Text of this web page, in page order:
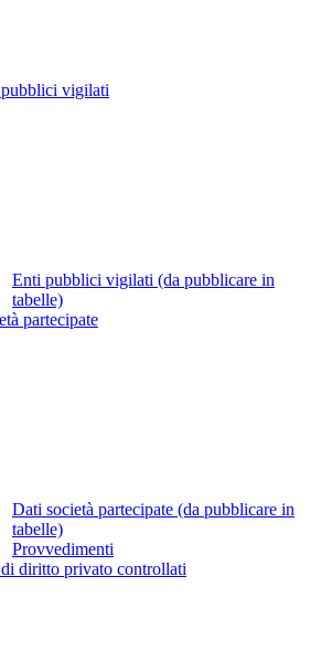
vigilati
Enti pubblici vigilati (da pubblicare in
tabelle)
partecipate
Dati società partecipate (da pubblicare in
tabelle)
Provvedimenti
diritto privato controllati